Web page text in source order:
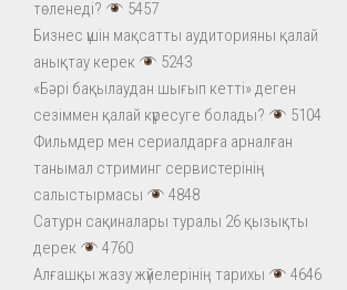
төленеді?
5457
Бизнес үшін мақсатты аудиторияны қалай
анықтау керек
5243
«Бәрі бақылаудан шығып кетті» деген
сезіммен қалай күресуге болады?
5104
Фильмдер мен сериалдарға арналған
танымал стриминг сервистерінің
салыстырмасы
4848
Сатурн сақиналары туралы 26 қызықты
дерек
4760
Алғашқы жазу жүйелерінің тарихы
4646